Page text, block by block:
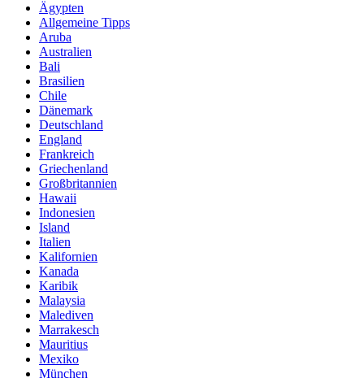
Ägypten
Allgemeine Tipps
Aruba
Australien
Bali
Brasilien
Chile
Dänemark
Deutschland
England
Frankreich
Griechenland
Großbritannien
Hawaii
Indonesien
Island
Italien
Kalifornien
Kanada
Karibik
Malaysia
Malediven
Marrakesch
Mauritius
Mexiko
München